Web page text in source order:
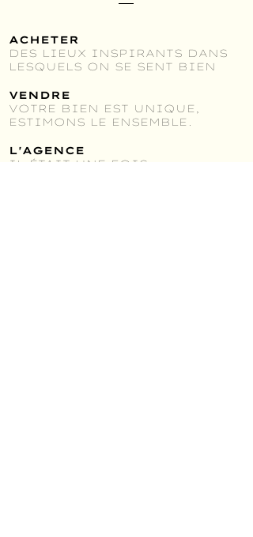
ACHETER
DES LIEUX INSPIRANTS DANS
LESQUELS ON SE SENT BIEN
VENDRE
VOTRE BIEN EST UNIQUE,
ESTIMONS LE ENSEMBLE.
L'AGENCE
IL ÉTAIT UNE FOIS,